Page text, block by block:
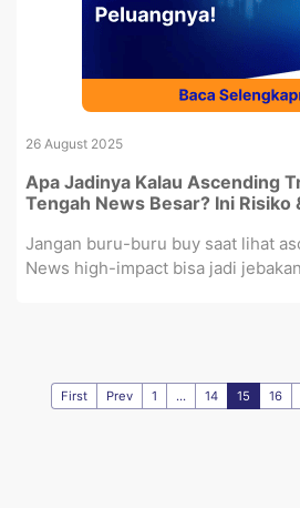
26 August 2025
Apa Jadinya Kalau Ascending
Tengah News Besar? Ini Risiko
Jangan buru-buru buy saat lihat
News high-impact bisa jadi
First Prev 1 ... 14 15 16